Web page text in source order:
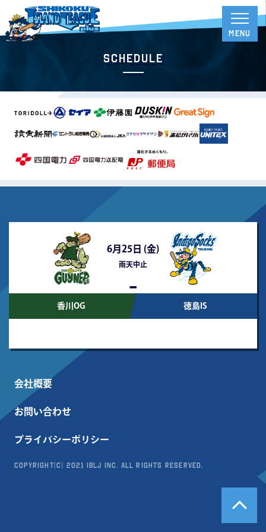
Schedule
6月25日 (金)
雨天中止
-
香川OG 徳島IS
会社概要
お問い合わせ
プライバシーポリシー
Copyright(c) 2021 IBLJ Inc. All Rights Reserved.